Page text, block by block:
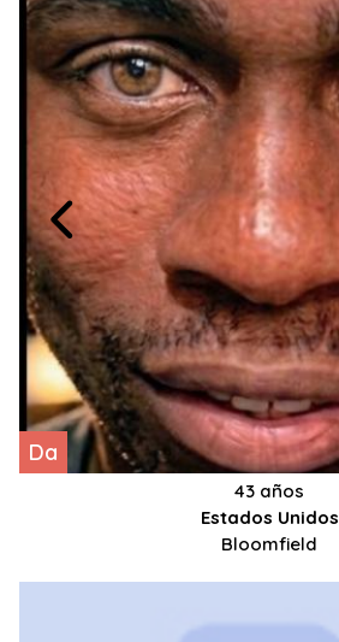
Da
43 años
Estados Unidos
Bloomfield